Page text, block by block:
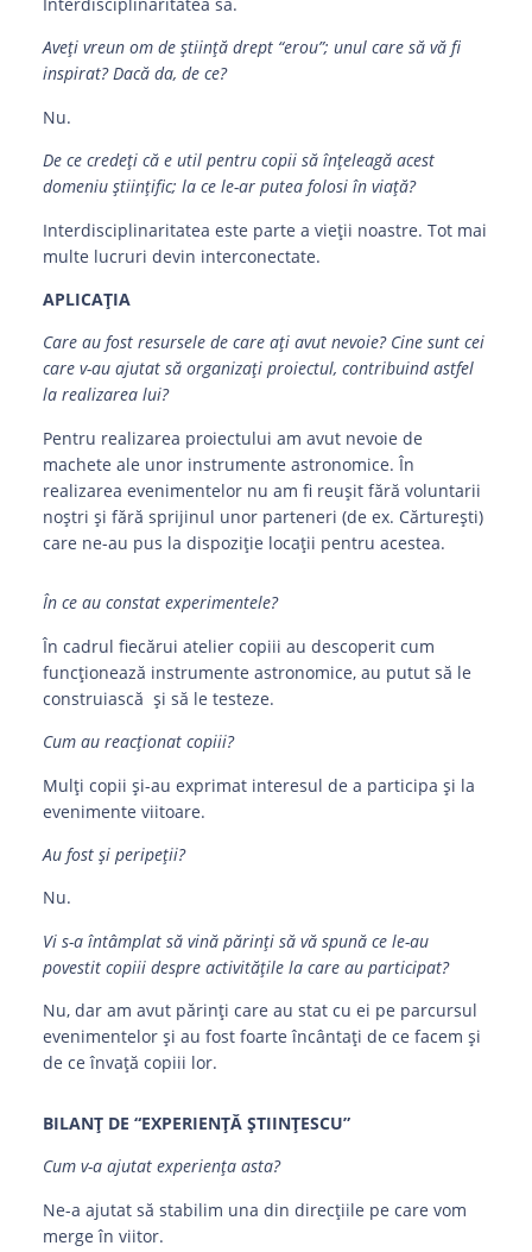
Aveți vreun om de știință drept “erou”; unul care să vă fi
inspirat? Dacă da, de ce?
Nu.
De ce credeți că e util pentru copii să înțeleagă acest
domeniu științific; la ce le-ar putea folosi în viață?
Interdisciplinaritatea este parte a vieții noastre. Tot mai
multe lucruri devin interconectate.
APLICAȚIA
Care au fost resursele de care ați avut nevoie? Cine sunt cei
care v-au ajutat să organizați proiectul, contribuind astfel
la realizarea lui?
Pentru realizarea proiectului am avut nevoie de
machete ale unor instrumente astronomice. În
realizarea evenimentelor nu am fi reușit fără voluntarii
noștri și fără sprijinul unor parteneri (de ex. Cărturești)
care ne-au pus la dispoziție locații pentru acestea.
În ce au constat experimentele?
În cadrul fiecărui atelier copiii au descoperit cum
funcționează instrumente astronomice, au putut să le
construiască și să le testeze.
Cum au reacționat copiii?
Mulți copii și-au exprimat interesul de a participa și la
evenimente viitoare.
Au fost și peripeții?
Nu.
Vi s-a întâmplat să vină părinți să vă spună ce le-au
povestit copiii despre activitățile la care au participat?
Nu, dar am avut părinți care au stat cu ei pe parcursul
evenimentelor și au fost foarte încântați de ce facem și
de ce învață copiii lor.
BILANȚ DE “EXPERIENȚĂ ȘTIINȚESCU”
Cum v-a ajutat experiența asta?
Ne-a ajutat să stabilim una din direcțiile pe care vom
merge în viitor.